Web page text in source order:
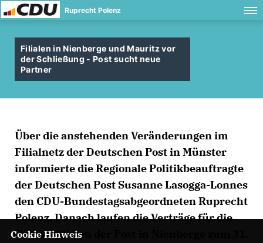
Ruprecht Polenz
Filialen in Nienberge und Mauritz vor
der Schließung - Post sucht neue
Partner
Über die anstehenden Veränderungen im
Filialnetz der Deutschen Post in Münster
informierte die Regionale Politikbeauftragte
der Deutschen Post Susanne Lasogga-Lonnes
den CDU-Bundestagsabgeordneten Ruprecht
Polenz. Danach laufen die Verträge für die
Partnerfilialen der Post in Nienberge zum 31.
Cookie Hinweis